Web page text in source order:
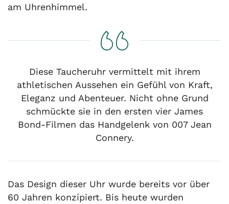
am Uhrenhimmel.
Diese Taucheruhr vermittelt mit ihrem
athletischen Aussehen ein Gefühl von Kraft,
Eleganz und Abenteuer. Nicht ohne Grund
schmückte sie in den ersten vier James
Bond-Filmen das Handgelenk von 007 Jean
Connery.
Das Design dieser Uhr wurde bereits vor über
60 Jahren konzipiert. Bis heute wurden